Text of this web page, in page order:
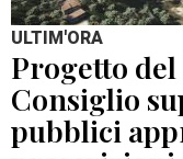
ULTIM'ORA
Progetto
Consiglio
pubblici